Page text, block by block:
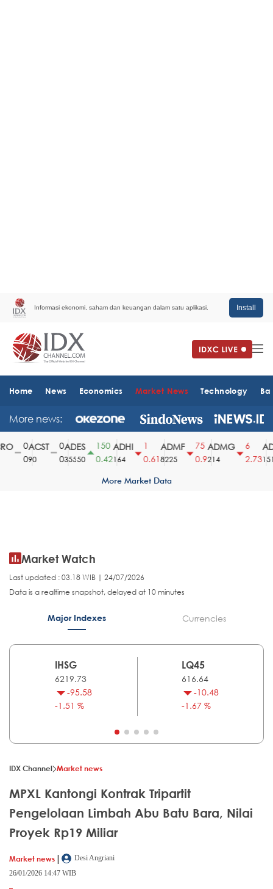
Informasi ekonomi, saham dan keuangan dalam satu aplikasi. Install
Home News Economics Market News Technology
More news:
ACST
90
ADES
35550
150
0.42
ADHI
164
0.61
ADMF
8225
75
0.9
ADMG
214
2.731510
More Market Data
Market Watch
Last updated : 03.18 WIB | 24/07/2026
Data is a realtime snapshot, delayed at 10 minutes
Major Indexes Currencies
IHSG
6219.73
-95.58
-1.51 %
LQ45
616.64
-10.48
-1.67 %
IDX Channel Market news
MPXL Kantongi Kontrak Tripartit
Pengelolaan Limbah Abu Batu Bara, Nilai
Proyek Rp19 Miliar
Market news |
Desi Angriani
26/01/2026 14:47 WIB